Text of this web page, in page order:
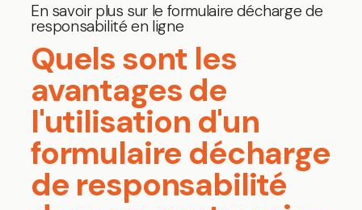
En savoir plus sur le formulaire décharge de
responsabilité en ligne
Quels sont les
avantages de
l'utilisation d'un
formulaire décharge
de responsabilité